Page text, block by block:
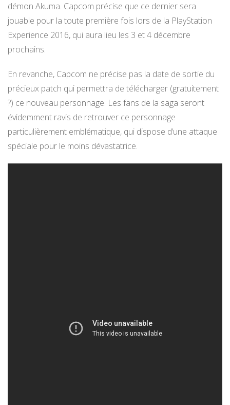
démon Akuma. Capcom précise que ce dernier sera
jouable pour la toute première fois lors de la PlayStation
Experience 2016, qui aura lieu les 3 et 4 décembre
prochains.
En revanche, Capcom ne précise pas la date de sortie du
précieux patch qui permettra de télécharger (gratuitement
?) ce nouveau personnage. Les fans de la saga seront
évidemment ravis de retrouver ce personnage
particulièrement emblématique, qui dispose d’une attaque
spéciale pour le moins dévastatrice.